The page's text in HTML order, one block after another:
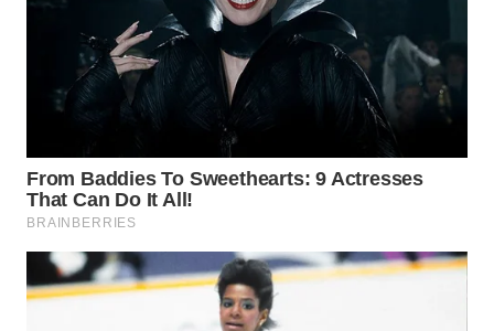
NIAS
LANGKAT
WN
TAPANULI
SELATAN